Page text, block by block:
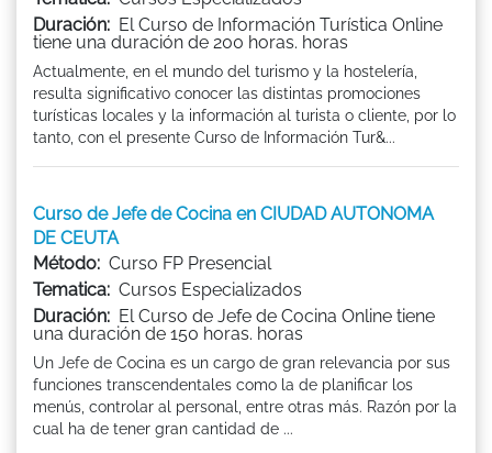
Duración: El Curso de Información Turística Online
tiene una duración de 200 horas. horas
Actualmente, en el mundo del turismo y la hostelería,
resulta significativo conocer las distintas promociones
turísticas locales y la información al turista o cliente, por lo
tanto, con el presente Curso de Información Tur&...
Curso de Jefe de Cocina en CIUDAD AUTONOMA
DE CEUTA
Método: Curso FP Presencial
Tematica: Cursos Especializados
Duración: El Curso de Jefe de Cocina Online tiene
una duración de 150 horas. horas
Un Jefe de Cocina es un cargo de gran relevancia por sus
funciones transcendentales como la de planificar los
menús, controlar al personal, entre otras más. Razón por la
cual ha de tener gran cantidad de ...